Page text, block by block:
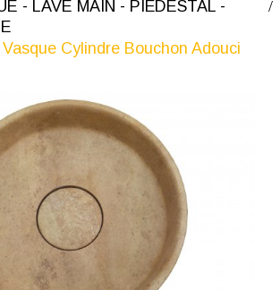
- LAVE MAIN - PIÉDESTAL -
Cylindre Bouchon Adouci